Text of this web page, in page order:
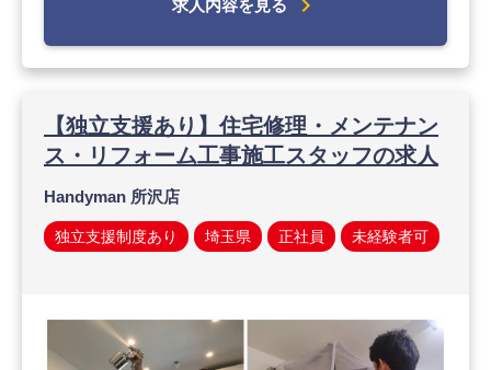
求人内容を見る chevron_right
【独立支援あり】住宅修理・メンテナン
ス・リフォーム工事施工スタッフの求人
Handyman 所沢店
独立支援制度あり 埼玉県 正社員 未経験者可